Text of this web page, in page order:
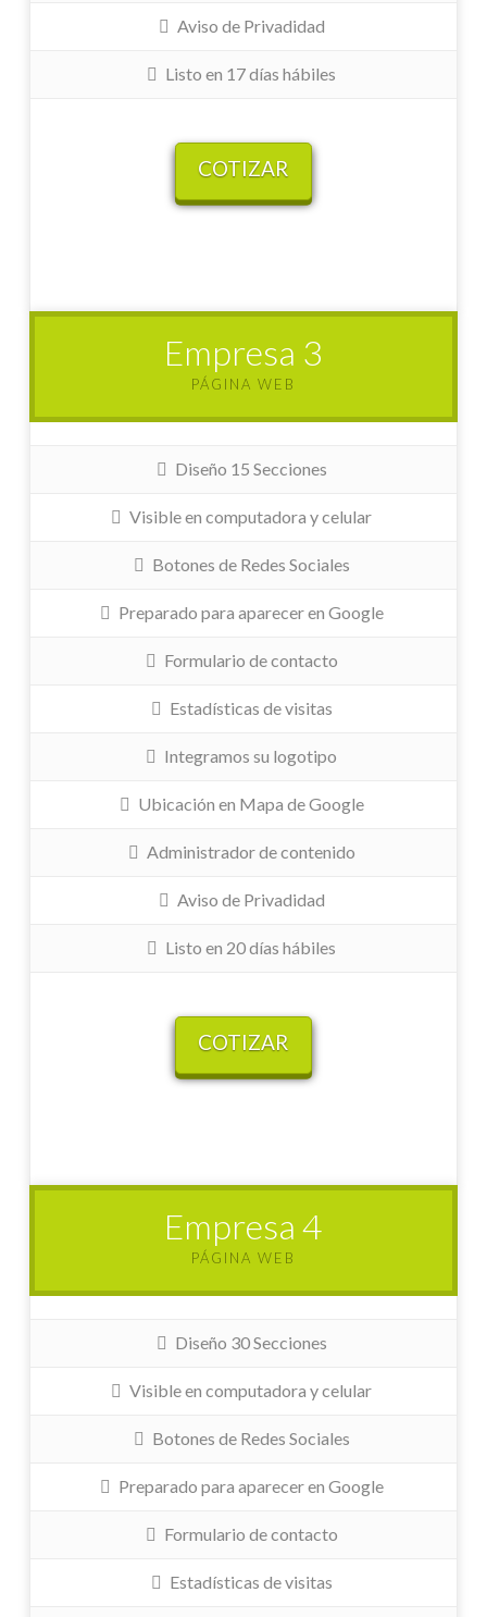
Aviso de Privadidad
Listo en 17 días hábiles
COTIZAR
Empresa 3
PÁGINA WEB
Diseño 15 Secciones
Visible en computadora y celular
Botones de Redes Sociales
Preparado para aparecer en Google
Formulario de contacto
Estadísticas de visitas
Integramos su logotipo
Ubicación en Mapa de Google
Administrador de contenido
Aviso de Privadidad
Listo en 20 días hábiles
COTIZAR
Empresa 4
PÁGINA WEB
Diseño 30 Secciones
Visible en computadora y celular
Botones de Redes Sociales
Preparado para aparecer en Google
Formulario de contacto
Estadísticas de visitas